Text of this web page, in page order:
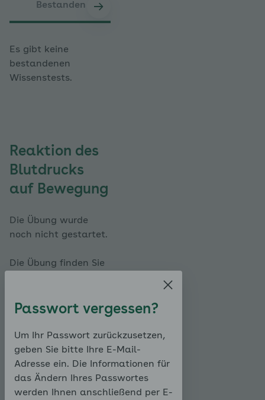
Passwort vergessen?
Um Ihr Passwort zurückzusetzen,
geben Sie bitte Ihre E-Mail-
Adresse ein. Die Informationen für
das Ändern Ihres Passwortes
werden Ihnen anschließend per E-
Nach rechts scrollen
Bestanden
Es gibt keine
bestandenen
Wissenstests.
Reaktion des
Blutdrucks
auf Bewegung
Die Übung wurde
noch nicht gestartet.
Die Übung finden Sie
Zur Übungsaufgabe